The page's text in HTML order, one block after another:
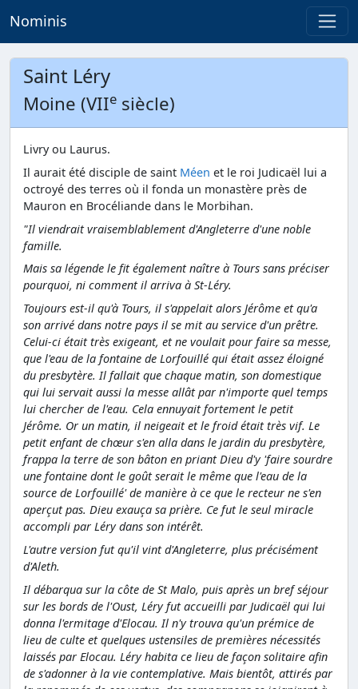
Nominis
Saint Léry
Moine (VIIe siècle)
Livry ou Laurus.
Il aurait été disciple de saint Méen et le roi Judicaël lui a
octroyé des terres où il fonda un monastère près de
Mauron en Brocéliande dans le Morbihan.
"Il viendrait vraisemblablement d'Angleterre d'une noble
famille.
Mais sa légende le fit également naître à Tours sans préciser
pourquoi, ni comment il arriva à St-Léry.
Toujours est-il qu'à Tours, il s'appelait alors Jérôme et qu'a
son arrivé dans notre pays il se mit au service d'un prêtre.
Celui-ci était très exigeant, et ne voulait pour faire sa messe,
que l'eau de la fontaine de Lorfouillé qui était assez éloigné
du presbytère. Il fallait que chaque matin, son domestique
qui lui servait aussi la messe allât par n'importe quel temps
lui chercher de l'eau. Cela ennuyait fortement le petit
Jérôme. Or un matin, il neigeait et le froid était très vif. Le
petit enfant de chœur s'en alla dans le jardin du presbytère,
frappa la terre de son bâton en priant Dieu d'y 'faire sourdre
une fontaine dont le goût serait le même que l'eau de la
source de Lorfouillé' de manière à ce que le recteur ne s'en
aperçut pas. Dieu exauça sa prière. Ce fut le seul miracle
accompli par Léry dans son intérêt.
L'autre version fut qu'il vint d'Angleterre, plus précisément
d'Aleth.
Il débarqua sur la côte de St Malo, puis après un bref séjour
sur les bords de l'Oust, Léry fut accueilli par Judicaël qui lui
donna l'ermitage d'Elocau. Il n'y trouva qu'un prémice de
lieu de culte et quelques ustensiles de premières nécessités
laissés par Elocau. Léry habita ce lieu de façon solitaire afin
de s'adonner à la vie contemplative. Mais bientôt, attirés par